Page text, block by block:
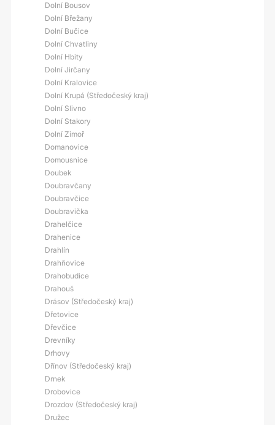
Dolní Bousov
Dolní Břežany
Dolní Bučice
Dolní Chvatliny
Dolní Hbity
Dolní Jirčany
Dolní Kralovice
Dolní Krupá (Středočeský kraj)
Dolní Slivno
Dolní Stakory
Dolní Zimoř
Domanovice
Domousnice
Doubek
Doubravčany
Doubravčice
Doubravička
Drahelčice
Drahenice
Drahlín
Drahňovice
Drahobudice
Drahouš
Drásov (Středočeský kraj)
Dřetovice
Dřevčice
Drevníky
Drhovy
Dřínov (Středočeský kraj)
Drnek
Drobovice
Drozdov (Středočeský kraj)
Družec